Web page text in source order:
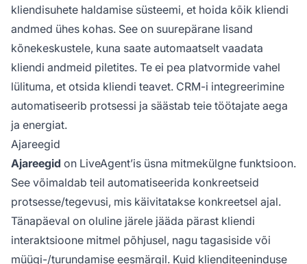
kliendisuhete haldamise süsteemi, et hoida kõik kliendi
andmed ühes kohas. See on suurepärane lisand
kõnekeskustele, kuna saate automaatselt vaadata
kliendi andmeid piletites. Te ei pea platvormide vahel
lülituma, et otsida kliendi teavet. CRM-i integreerimine
automatiseerib protsessi ja säästab teie töötajate aega
ja energiat.
Ajareegid
Ajareegid on LiveAgent’is üsna mitmekülgne funktsioon.
See võimaldab teil automatiseerida konkreetseid
protsesse/tegevusi, mis käivitatakse konkreetsel ajal.
Tänapäeval on oluline järele jääda pärast kliendi
interaktsioone mitmel põhjusel, nagu tagasiside või
müügi-/turundamise eesmärgil. Kuid klienditeeninduse